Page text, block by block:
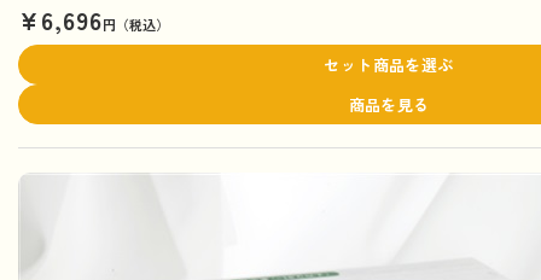
¥6,696円（税込）
セット商品を選ぶ
商品を見る